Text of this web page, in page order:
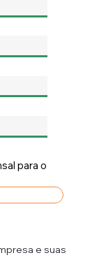
para o
e suas